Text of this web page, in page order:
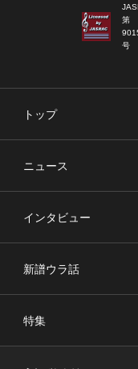
第
号
トップ
ニュース
インタビュー
新譜ウラ話
特集